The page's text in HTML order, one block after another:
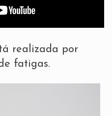
realizada por
fatigas.